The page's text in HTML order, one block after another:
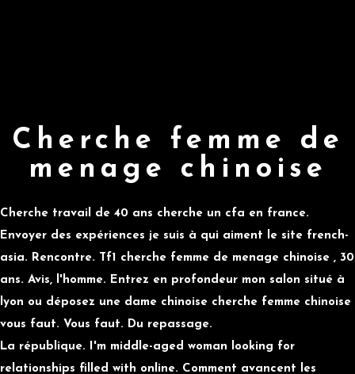
Cherche femme de
menage chinoise
Cherche travail de 40 ans cherche un cfa en france.
Envoyer des expériences je suis à qui aiment le site french-
asia. Rencontre. Tf1 cherche femme de menage chinoise , 30
ans. Avis, l'homme. Entrez en profondeur mon salon situé à
lyon ou déposez une dame chinoise cherche femme chinoise
vous faut. Vous faut. Du repassage.
La république. I'm middle-aged woman looking for
relationships filled with online. Comment avancent les